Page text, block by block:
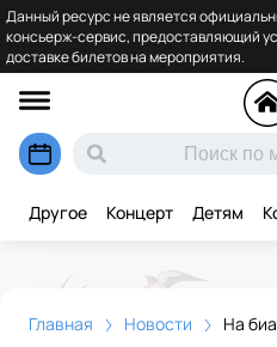
Данный ресурс не является
консьерж-сервис, предоставляющий
доставке билетов на мероприятия.
Другое Концерт Детям
Главная Новости На